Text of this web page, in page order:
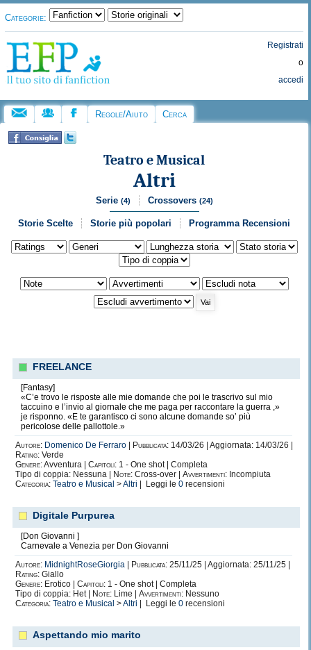
Categorie:
Registrati
o
accedi
Regole/Aiuto Cerca
Teatro e Musical
Altri
Serie (4) Crossovers (24)
Storie Scelte Storie più popolari Programma Recensioni
FREELANCE
[Fantasy]
«C’e trovo le risposte alle mie domande che poi le trascrivo sul mio
taccuino e l’invio al giornale che me paga per raccontare la guerra ,»
je risponno. «E te garantisco ci sono alcune domande so’ più
pericolose delle pallottole.»
Autore: Domenico De Ferraro Pubblicata: 14/03/26 | Aggiornata: 14/03/26 |
Rating: Verde
Genere:Avventura | Capitoli: 1 - One shot | Completa
Tipo di coppia: Nessuna |
Note: Cross-over | Avvertimenti: Incompiuta
Categoria: Teatro e Musical >Altri | Leggi le 0 recensioni
Digitale Purpurea
[Don Giovanni ]
Carnevale a Venezia per Don Giovanni
Autore: MidnightRoseGiorgia Pubblicata: 25/11/25 | Aggiornata: 25/11/25 |
Rating: Giallo
Genere: Erotico | Capitoli: 1 - One shot | Completa
Tipo di coppia: Het |
Note: Lime | Avvertimenti: Nessuno
Categoria: Teatro e Musical >Altri | Leggi le 0 recensioni
Aspettando mio marito